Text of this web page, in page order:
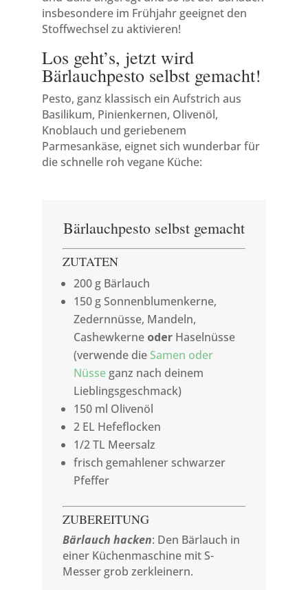
insbesondere im Frühjahr geeignet den
Stoffwechsel zu aktivieren!
Los geht’s, jetzt wird
Bärlauchpesto selbst gemacht!
Pesto, ganz klassisch ein Aufstrich aus
Basilikum, Pinienkernen, Olivenöl,
Knoblauch und geriebenem
Parmesankäse, eignet sich wunderbar für
die schnelle roh vegane Küche:
Bärlauchpesto selbst gemacht
ZUTATEN
200g Bärlauch
150g Sonnenblumenkerne,
Zedernnüsse, Mandeln,
Cashewkerne oderHaselnüsse
(verwende dieSamen oder
Nüsseganz nach deinem
Lieblingsgeschmack)
150ml Olivenöl
2 EL Hefeflocken
1/2TL Meersalz
frisch gemahlener schwarzer
Pfeffer
ZUBEREITUNG
Bärlauch hacken: Den Bärlauch in
einer Küchenmaschine mit S-
Messer grob zerkleinern.